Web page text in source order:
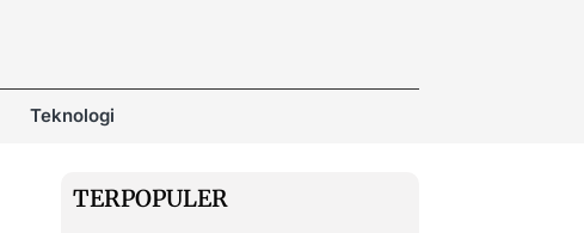
Teknologi
TERPOPULER